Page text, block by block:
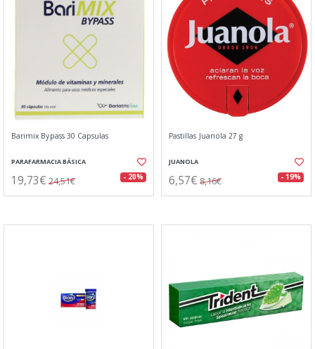
Barimix Bypass 30 Capsulas
PARAFARMACIA BÁSICA
19,73€ 24,51€ - 20%
Pastillas Juanola 27 g
JUANOLA
6,57€ 8,16€ - 19%